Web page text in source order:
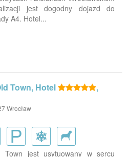
jest dogodny dojazd do
A4. Hotel...
Town, Hotel ,
Wrocław
Town jest usytuowany w sercu